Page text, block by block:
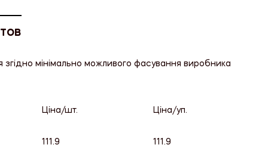
ТОВ
згідно мінімально можливого фасування виробника
Ціна/шт. Ціна/уп.
111.9 111.9